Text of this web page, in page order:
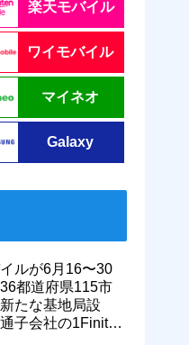
楽天モバイル
ワイモバイル
マイネオ
Galaxy
ルが6月16〜30
都道府県115市
たな基地局設
子会社の1Finity